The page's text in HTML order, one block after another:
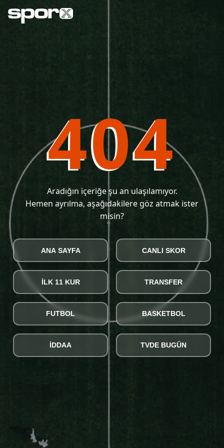
404
Aradığın içeriğe şu an ulaşılamıyor.
Hemen ayrılma, aşağıdakilere göz atmak ister
misin?
ANA SAYFA CANLI SKOR
İLK 11 KUR TRANSFER
FUTBOL BASKETBOL
İDDAA TVDE BUGÜN